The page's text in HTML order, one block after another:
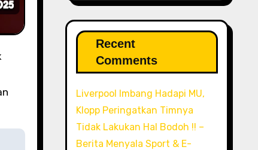
Recent
Comments
Liverpool Imbang Hadapi MU,
Klopp Peringatkan Timnya
Tidak Lakukan Hal Bodoh !! –
Berita Menyala Sport & E-